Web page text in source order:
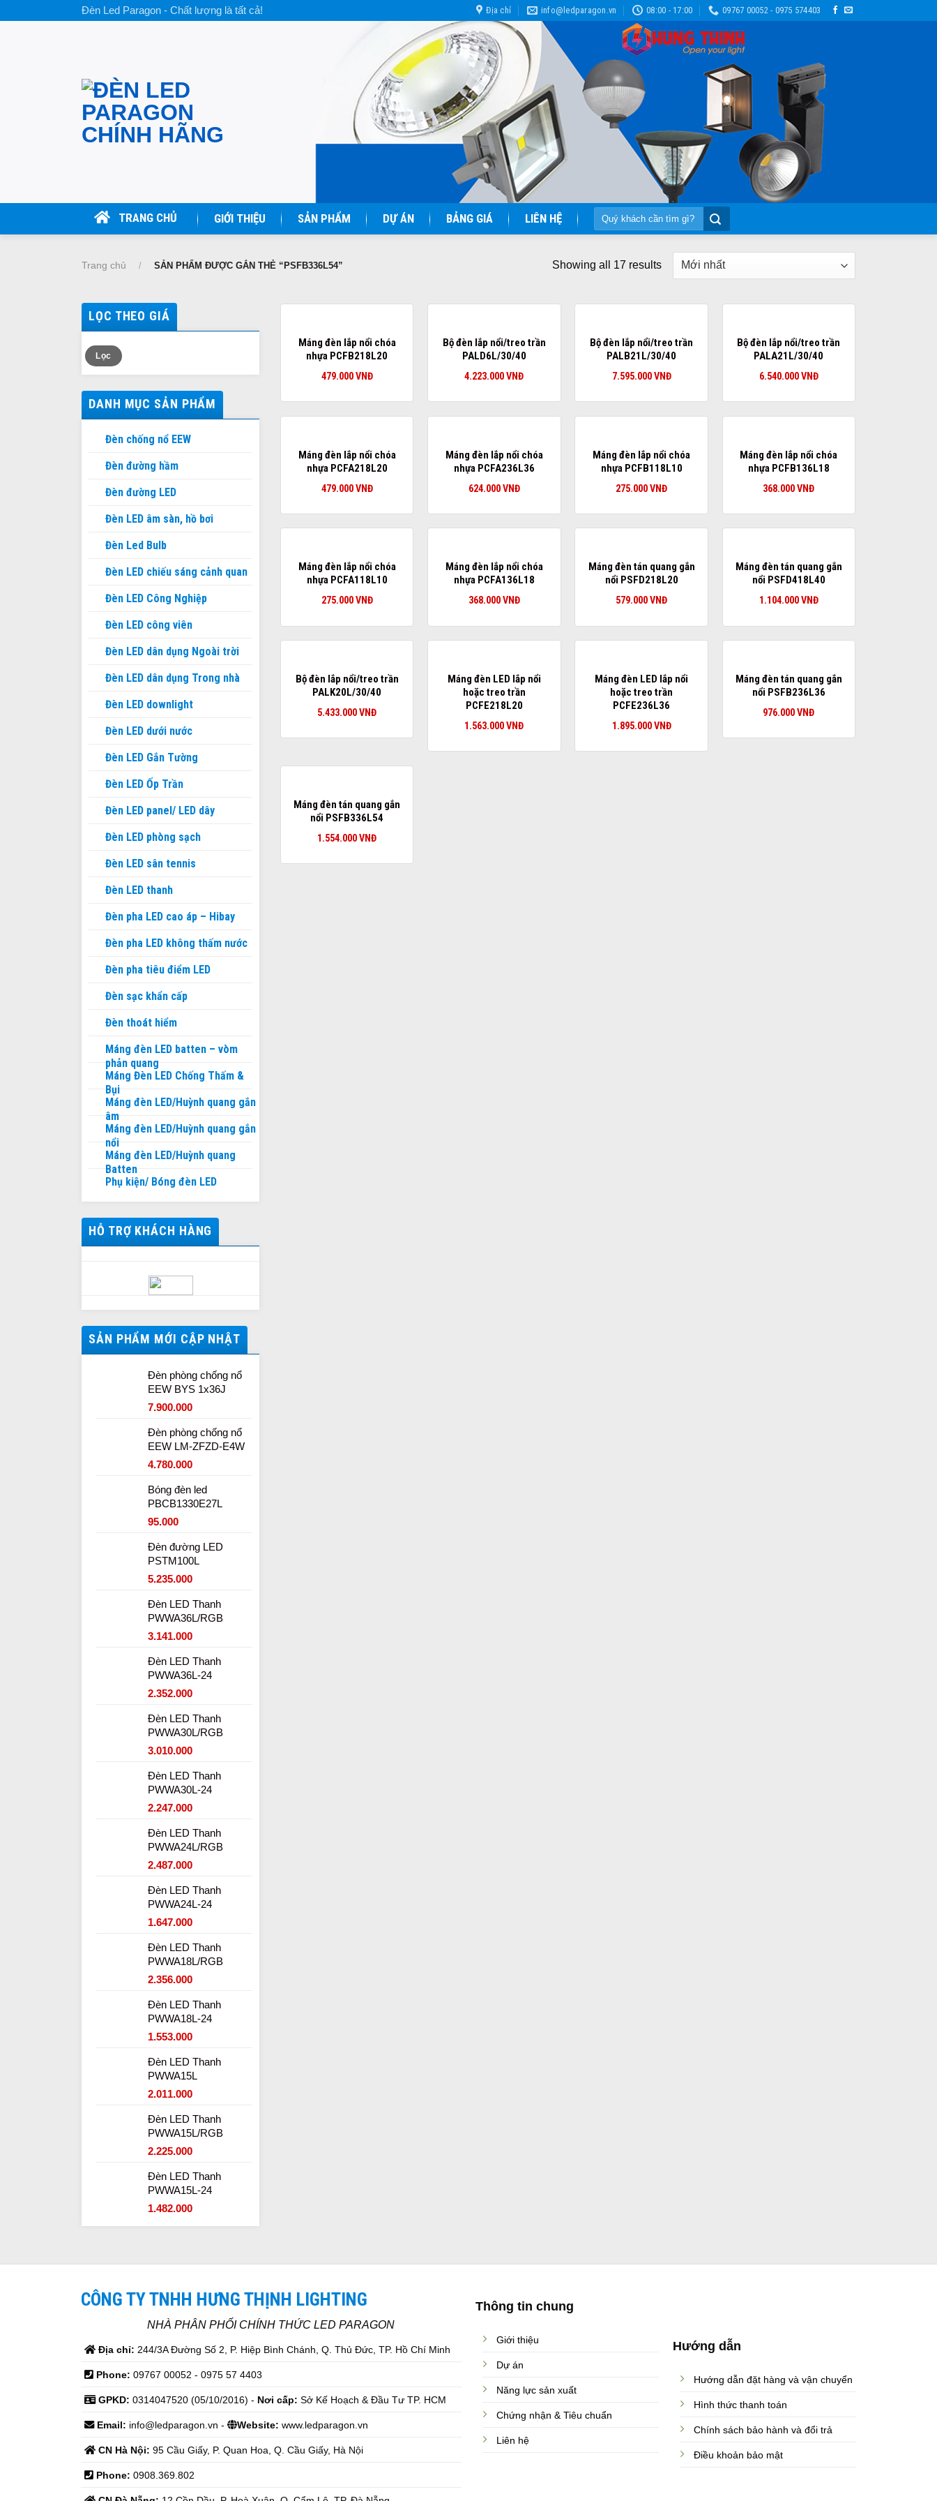
Đèn Led Paragon - Chất lượng là tất cả! Địa chỉ info@ledparagon.vn 08:00 - 17:00 09767 00052 - 0975 574403
TRANG CHỦ GIỚI THIỆU SẢN PHẨM DỰ ÁN BẢNG GIÁ LIÊN HỆ
Tìm
kiếm:
Trang chủ / SẢN PHẨM ĐƯỢC GẮN THẺ “PSFB336L54” Showing all 17 results
LỌC THEO GIÁ
Giá
thấp
nhất
Giá
cao
nhất
Lọc
DANH MỤC SẢN PHẨM
Đèn chống nổ EEW
Đèn đường hầm
Đèn đường LED
Đèn LED âm sàn, hồ bơi
Đèn Led Bulb
Đèn LED chiếu sáng cảnh quan
Đèn LED Công Nghiệp
Đèn LED công viên
Đèn LED dân dụng Ngoài trời
Đèn LED dân dụng Trong nhà
Đèn LED downlight
Đèn LED dưới nước
Đèn LED Gắn Tường
Đèn LED Ốp Trần
Đèn LED panel/ LED dây
Đèn LED phòng sạch
Đèn LED sân tennis
Đèn LED thanh
Đèn pha LED cao áp – Hibay
Đèn pha LED không thấm nước
Đèn pha tiêu điểm LED
Đèn sạc khẩn cấp
Đèn thoát hiểm
Máng đèn LED batten – vòm
phản quang
Máng Đèn LED Chống Thấm &
Bụi
Máng đèn LED/Huỳnh quang gắn
âm
Máng đèn LED/Huỳnh quang gắn
nổi
Máng đèn LED/Huỳnh quang
Batten
Phụ kiện/ Bóng đèn LED
HỖ TRỢ KHÁCH HÀNG
SẢN PHẨM MỚI CẬP NHẬT
Đèn phòng chống nổ
EEW BYS 1x36J
7.900.000
Đèn phòng chống nổ
EEW LM-ZFZD-E4W
4.780.000
Bóng đèn led
PBCB1330E27L
95.000
Đèn đường LED
PSTM100L
5.235.000
Đèn LED Thanh
PWWA36L/RGB
3.141.000
Đèn LED Thanh
PWWA36L-24
2.352.000
Đèn LED Thanh
PWWA30L/RGB
3.010.000
Đèn LED Thanh
PWWA30L-24
2.247.000
Đèn LED Thanh
PWWA24L/RGB
2.487.000
Đèn LED Thanh
PWWA24L-24
1.647.000
Đèn LED Thanh
PWWA18L/RGB
2.356.000
Đèn LED Thanh
PWWA18L-24
1.553.000
Đèn LED Thanh
PWWA15L
2.011.000
Đèn LED Thanh
PWWA15L/RGB
2.225.000
Đèn LED Thanh
PWWA15L-24
1.482.000
Máng đèn lắp nổi chóa
nhựa PCFB218L20
479.000VNĐ
Bộ đèn lắp nổi/treo trần
PALD6L/30/40
4.223.000VNĐ
Bộ đèn lắp nổi/treo trần
PALB21L/30/40
7.595.000VNĐ
Bộ đèn lắp nổi/treo trần
PALA21L/30/40
6.540.000VNĐ
Máng đèn lắp nổi chóa
nhựa PCFA218L20
479.000VNĐ
Máng đèn lắp nổi chóa
nhựa PCFA236L36
624.000VNĐ
Máng đèn lắp nổi chóa
nhựa PCFB118L10
275.000VNĐ
Máng đèn lắp nổi chóa
nhựa PCFB136L18
368.000VNĐ
Máng đèn lắp nổi chóa
nhựa PCFA118L10
275.000VNĐ
Máng đèn lắp nổi chóa
nhựa PCFA136L18
368.000VNĐ
Máng đèn tán quang gắn
nổi PSFD218L20
579.000VNĐ
Máng đèn tán quang gắn
nổi PSFD418L40
1.104.000VNĐ
Bộ đèn lắp nổi/treo trần
PALK20L/30/40
5.433.000VNĐ
Máng đèn LED lắp nổi
hoặc treo trần
PCFE218L20
1.563.000VNĐ
Máng đèn LED lắp nổi
hoặc treo trần
PCFE236L36
1.895.000VNĐ
Máng đèn tán quang gắn
nổi PSFB236L36
976.000VNĐ
Máng đèn tán quang gắn
nổi PSFB336L54
1.554.000VNĐ
CÔNG TY TNHH HƯNG THỊNH LIGHTING
NHÀ PHÂN PHỐI CHÍNH THỨC LED PARAGON
Địa chỉ: 244/3A Đường Số 2, P. Hiệp Bình Chánh, Q. Thủ Đức, TP. Hồ Chí Minh
Phone: 09767 00052 - 0975 57 4403
GPKD: 0314047520 (05/10/2016) - Nơi cấp: Sở Kế Hoạch & Đầu Tư TP. HCM
Email: info@ledparagon.vn - Website: www.ledparagon.vn
CN Hà Nội: 95 Cầu Giấy, P. Quan Hoa, Q. Cầu Giấy, Hà Nội
Phone: 0908.369.802
Thông tin chung
Giới thiệu
Dự án
Năng lực sản xuất
Chứng nhận & Tiêu chuẩn
Liên hệ
Hướng dẫn
Hướng dẫn đặt hàng và vận chuyển
Hình thức thanh toán
Chính sách bảo hành và đổi trả
Điều khoản bảo mật